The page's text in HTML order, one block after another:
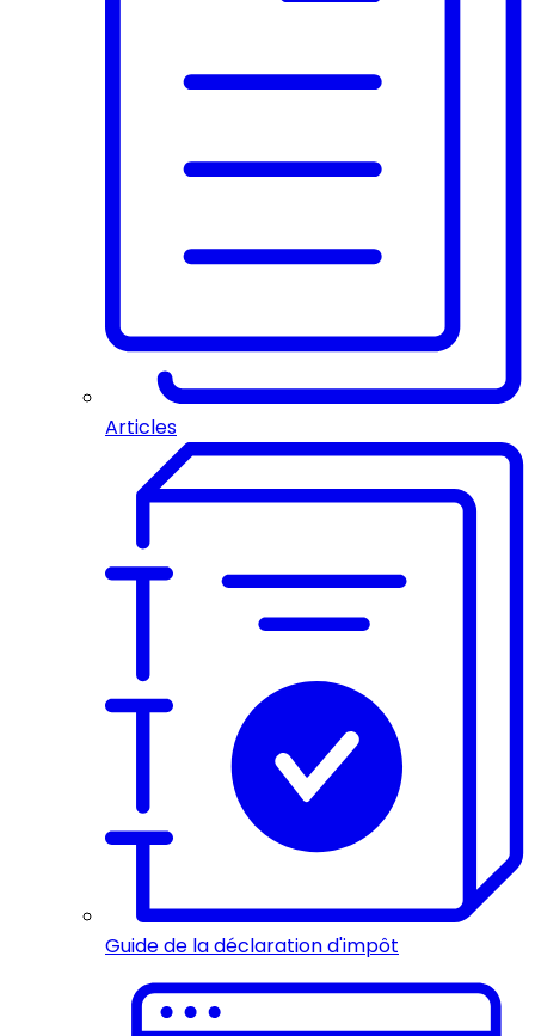
Articles
Guide de la déclaration d'impôt